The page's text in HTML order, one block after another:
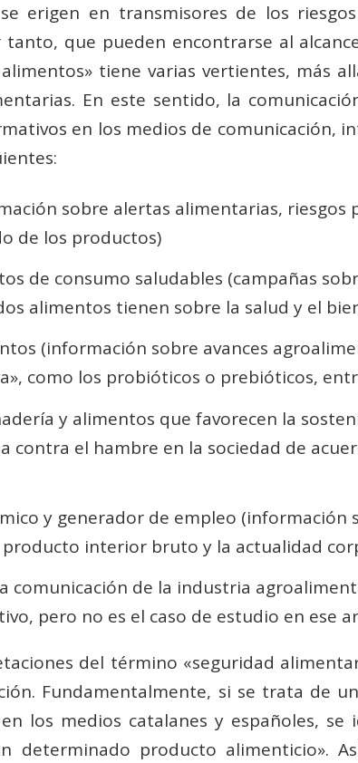
erigen en transmisores de los
que pueden encontrarse al
tiene varias vertientes, más
En este sentido, la
en los medios de comunicación,
sobre alertas alimentarias, riesgos
de los productos)
de consumo saludables (campañas
alimentos tienen sobre la salud y el
(información sobre avances
como los probióticos o prebióticos,
y alimentos que favorecen la
contra el hambre en la sociedad de
y generador de empleo (información
interior bruto y la actualidad
comunicación de la industria
pero no es el caso de estudio en ese
del término «seguridad
Fundamentalmente, si se trata de
los medios catalanes y españoles, se
determinado producto alimenticio».